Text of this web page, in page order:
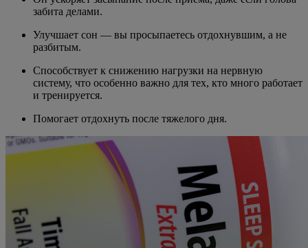
забита делами.
Улучшает сон — вы просыпаетесь отдохнувшим, а не
разбитым.
Способствует к снижению нагрузки на нервную
систему, что особенно важно для тех, кто много работает
и тренируется.
Помогает отдохнуть после тяжелого дня.